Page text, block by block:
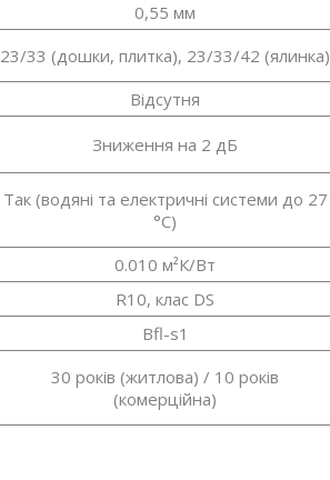
0,55 мм
23/33 (дошки, плитка), 23/33/42 (ялинка)
Відсутня
Зниження на 2 дБ
Так (водяні та електричні системи до 27
°C)
0.010 м²К/Вт
R10, клас DS
Bfl-s1
30 років (житлова) / 10 років
(комерційна)